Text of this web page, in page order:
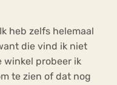
heb zelfs helemaal
die vind ik niet
winkel probeer ik
te zien of dat nog